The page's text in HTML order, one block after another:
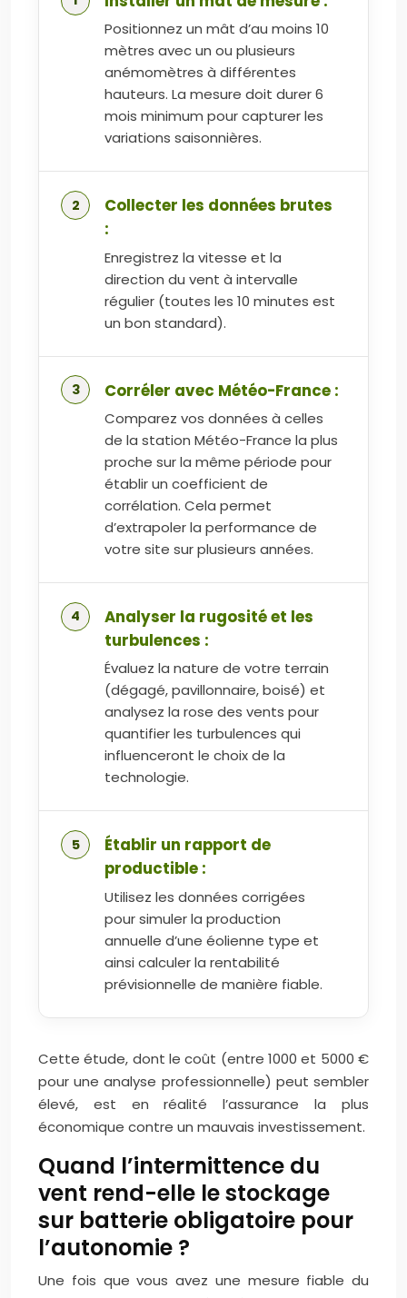
Positionnez un mât d’au moins 10
mètres avec un ou plusieurs
anémomètres à différentes
hauteurs. La mesure doit durer 6
mois minimum pour capturer les
variations saisonnières.
Collecter les données brutes
:
Enregistrez la vitesse et la
direction du vent à intervalle
régulier (toutes les 10 minutes est
un bon standard).
Corréler avec Météo-France :
Comparez vos données à celles
de la station Météo-France la plus
proche sur la même période pour
établir un coefficient de
corrélation. Cela permet
d’extrapoler la performance de
votre site sur plusieurs années.
Analyser la rugosité et les
turbulences :
Évaluez la nature de votre terrain
(dégagé, pavillonnaire, boisé) et
analysez la rose des vents pour
quantifier les turbulences qui
influenceront le choix de la
technologie.
Établir un rapport de
productible :
Utilisez les données corrigées
pour simuler la production
annuelle d’une éolienne type et
ainsi calculer la rentabilité
prévisionnelle de manière fiable.
Cette étude, dont le coût (entre 1000 et 5000 €
pour une analyse professionnelle) peut sembler
élevé, est en réalité l’assurance la plus
économique contre un mauvais investissement.
Quand l’intermittence du
vent rend-elle le stockage
sur batterie obligatoire pour
l’autonomie ?
Une fois que vous avez une mesure fiable du